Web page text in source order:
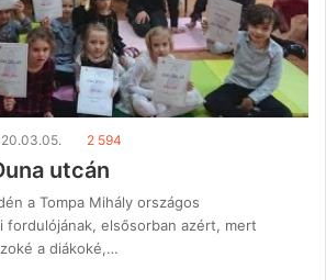
2 594
utcán
a Tompa Mihály országos
fordulójának, elsősorban azért, mert
a diákoké,…